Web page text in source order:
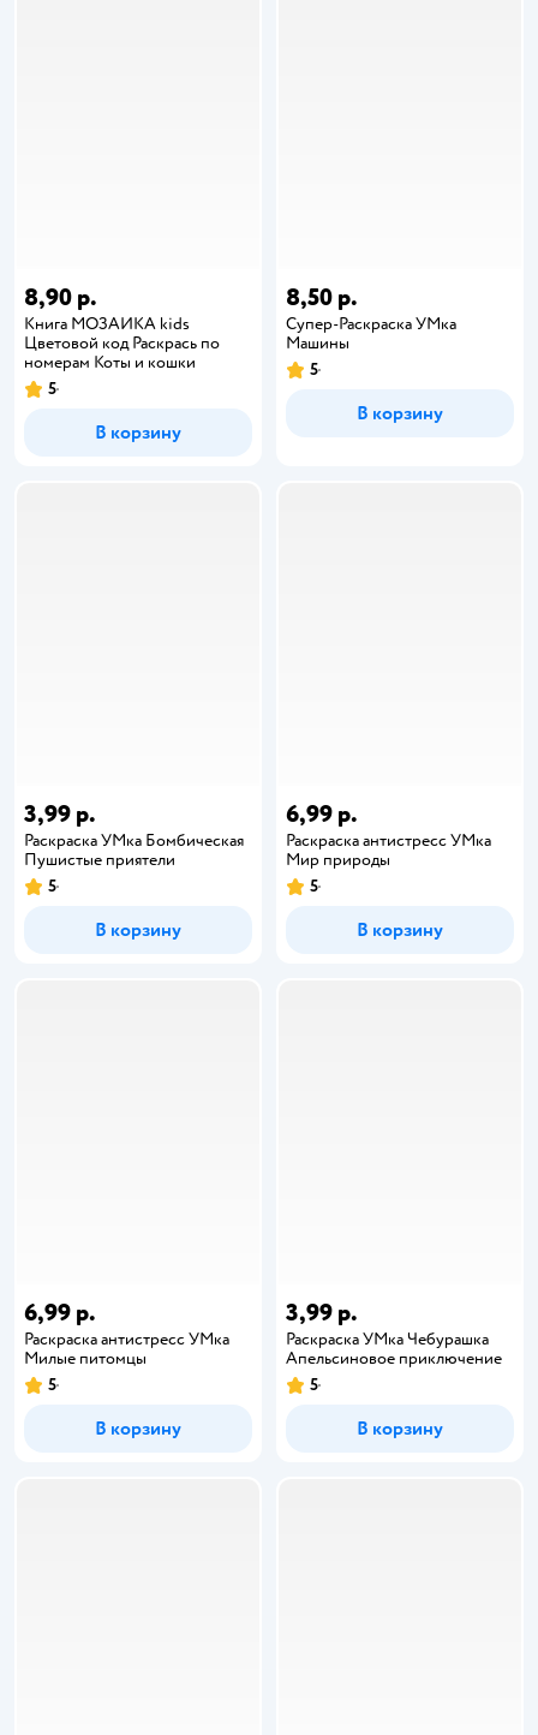
8,90 р.
Книга МОЗАИКА kids
Цветовой код Раскрась по
номерам Коты и кошки
5
В корзину
8,50 р.
Супер-Раскраска УМка
Машины
5
В корзину
3,99 р.
Раскраска УМка Бомбическая
Пушистые приятели
5
В корзину
6,99 р.
Раскраска антистресс УМка
Мир природы
5
В корзину
6,99 р.
Раскраска антистресс УМка
Милые питомцы
5
В корзину
3,99 р.
Раскраска УМка Чебурашка
Апельсиновое приключение
5
В корзину